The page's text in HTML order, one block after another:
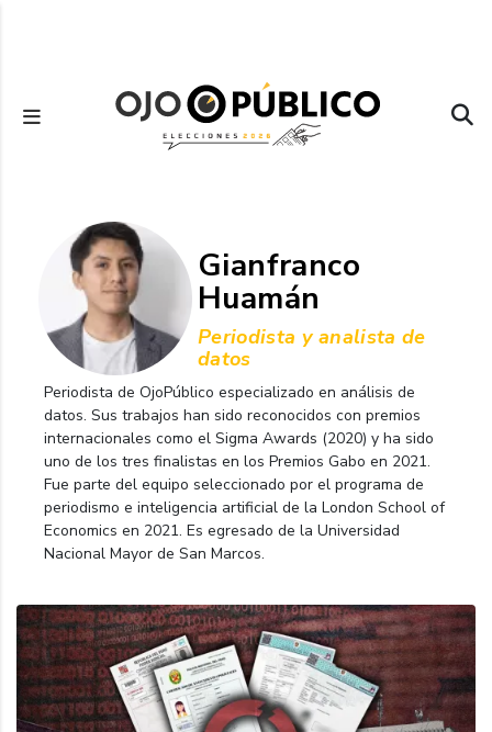
contenido
Gianfranco
Huamán
Periodista y analista de
datos
Periodista de OjoPúblico especializado en análisis de
datos. Sus trabajos han sido reconocidos con premios
internacionales como el Sigma Awards (2020) y ha sido
uno de los tres finalistas en los Premios Gabo en 2021.
Fue parte del equipo seleccionado por el programa de
periodismo e inteligencia artificial de la London School of
Economics en 2021. Es egresado de la Universidad
Nacional Mayor de San Marcos.